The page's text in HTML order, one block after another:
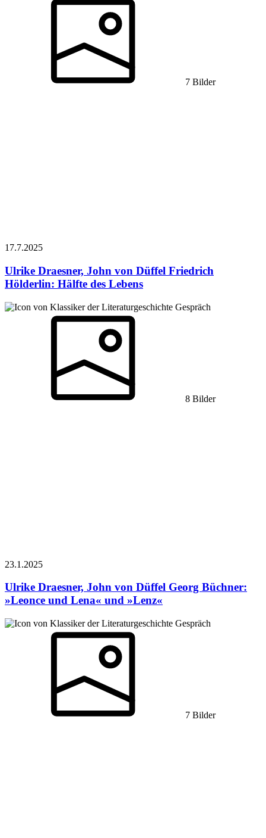
7 Bilder
17.7.2025
Ulrike Draesner, John von Düffel Friedrich
Hölderlin: Hälfte des Lebens
Gespräch
8 Bilder
23.1.2025
Ulrike Draesner, John von Düffel Georg Büchner:
»Leonce und Lena« und »Lenz«
Gespräch
7 Bilder